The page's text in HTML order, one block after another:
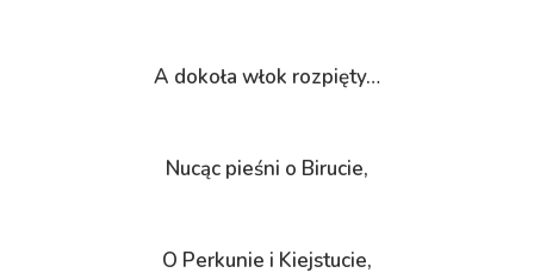
A dokoła włok rozpięty…
Nucąc pieśni o Birucie,
O Perkunie i Kiejstucie,